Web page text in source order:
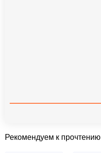
Рекомендуем к прочтению